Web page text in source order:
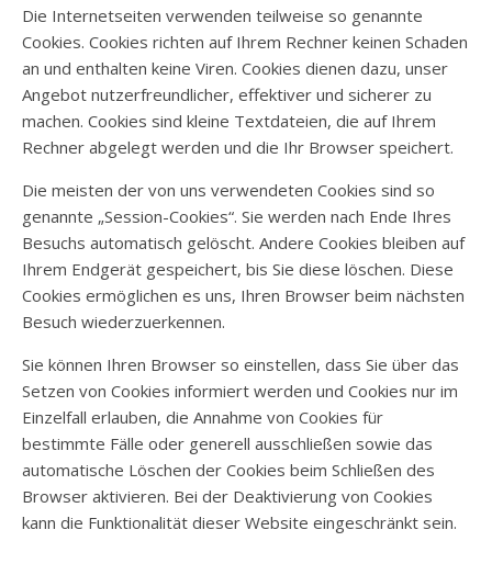
Die Internetseiten verwenden teilweise so genannte
Cookies. Cookies richten auf Ihrem Rechner keinen Schaden
an und enthalten keine Viren. Cookies dienen dazu, unser
Angebot nutzerfreundlicher, effektiver und sicherer zu
machen. Cookies sind kleine Textdateien, die auf Ihrem
Rechner abgelegt werden und die Ihr Browser speichert.
Die meisten der von uns verwendeten Cookies sind so
genannte „Session-Cookies“. Sie werden nach Ende Ihres
Besuchs automatisch gelöscht. Andere Cookies bleiben auf
Ihrem Endgerät gespeichert, bis Sie diese löschen. Diese
Cookies ermöglichen es uns, Ihren Browser beim nächsten
Besuch wiederzuerkennen.
Sie können Ihren Browser so einstellen, dass Sie über das
Setzen von Cookies informiert werden und Cookies nur im
Einzelfall erlauben, die Annahme von Cookies für
bestimmte Fälle oder generell ausschließen sowie das
automatische Löschen der Cookies beim Schließen des
Browser aktivieren. Bei der Deaktivierung von Cookies
kann die Funktionalität dieser Website eingeschränkt sein.